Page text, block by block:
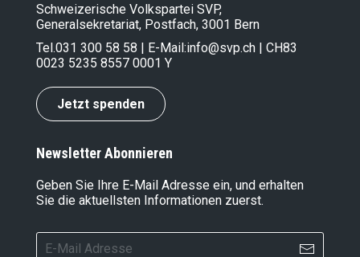
Schweizerische Volkspartei SVP,
Generalsekretariat, Postfach, 3001 Bern
Tel.031 300 58 58 | E-Mail:info@svp.ch | CH83
0023 5235 8557 0001 Y
Jetzt spenden
Newsletter Abonnieren
Geben Sie Ihre E-Mail Adresse ein, und erhalten
Sie die aktuellsten Informationen zuerst.